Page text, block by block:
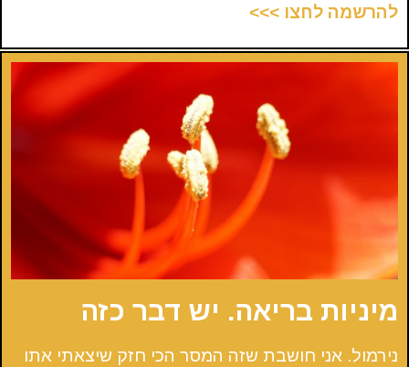
להרשמה לחצו >>>
מיניות בריאה. יש דבר כזה
נירמול. אני חושבת שזה המסר הכי חזק שיצאתי אתו